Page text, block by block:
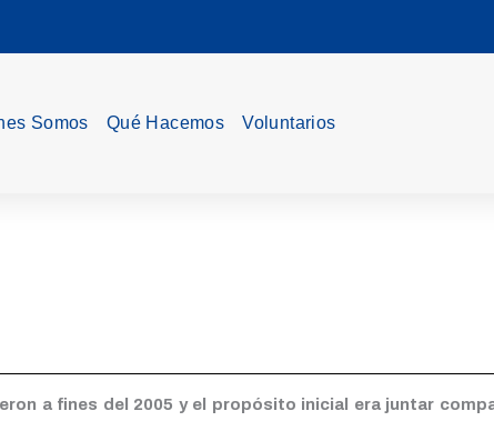
Somos Qué Hacemos Voluntarios
a fines del 2005 y el propósito inicial era juntar